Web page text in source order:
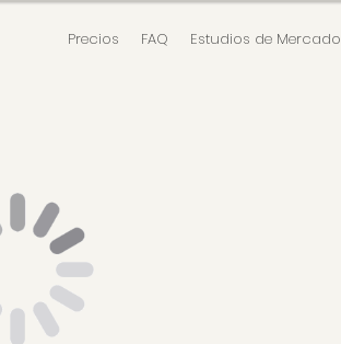
Precios FAQ Estudios de Mercado